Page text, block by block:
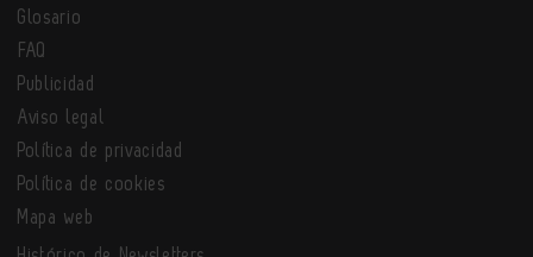
Glosario
FAQ
Publicidad
Aviso legal
Política de privacidad
Política de cookies
Mapa web